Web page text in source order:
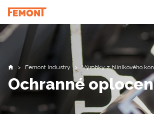
Úvodní stránka
Femont Industry Výrobky z hliníkového
Ochranné